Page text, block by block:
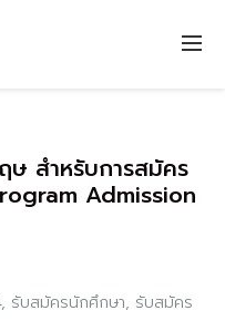
ษ สำหรับการสมัคร
Admission
, รับสมัครนักศึกษา, รับสมัคร